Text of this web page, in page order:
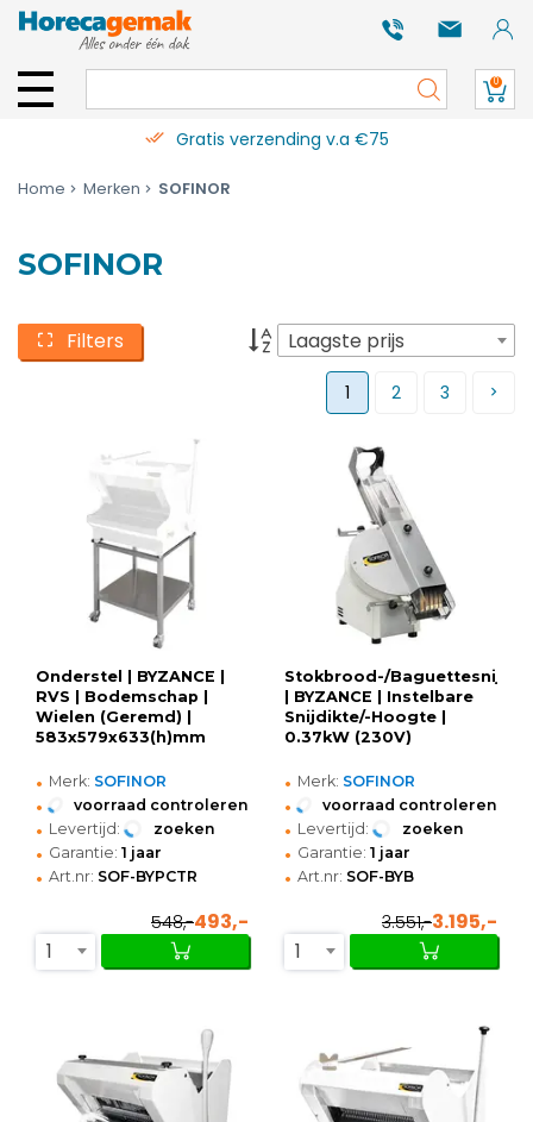
0
Gratis verzending v.a €75
Home Merken SOFINOR
SOFINOR
Filters Laagste prijs
1 2 3
Onderstel | BYZANCE |
RVS | Bodemschap |
Wielen (Geremd) |
583x579x633(h)mm
• Merk: SOFINOR
• voorraad controleren
• Levertijd: zoeken
• Garantie: 1 jaar
• Art.nr: SOF-BYPCTR
548,-493,-
1
Stokbrood-/
| BYZANCE | Instelbare
Snijdikte/-Hoogte |
0.37kW (230V)
• Merk: SOFINOR
• voorraad controleren
• Levertijd: zoeken
• Garantie: 1 jaar
• Art.nr: SOF-BYB
3.551,-3.195,-
1